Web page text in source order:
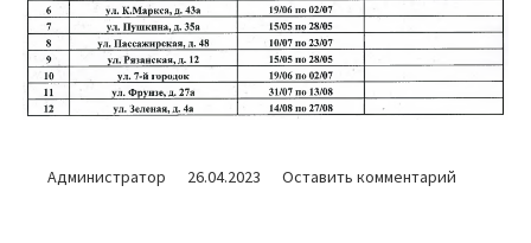
Администратор 26.04.2023 Оставить комментарийдля